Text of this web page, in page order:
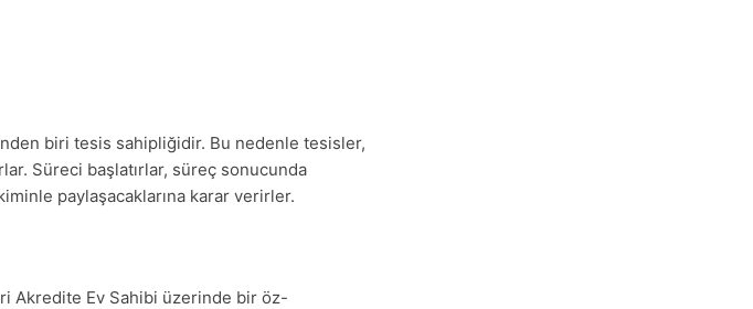
biri tesis sahipliğidir. Bu nedenle tesisler,
Süreci başlatırlar, süreç sonucunda
paylaşacaklarına karar verirler.
Akredite Ev Sahibi üzerinde bir öz-